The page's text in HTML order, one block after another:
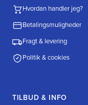
Hvordan handler jeg?
Betalingsmuligheder
Fragt & levering
Politik & cookies
TILBUD & INFO